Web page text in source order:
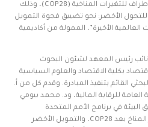
الأخضر في ضوء مخرجات مؤتمر الأطراف للتغيرات المناخية (COP28)، وذلك
الأخضر: نحو تضييق فجوة التمويل
الأخيرة”، الممولة من أكاديمية
نائب رئيس المعهد لشئون البحوث
بكلية الاقتصاد والعلوم السياسية
القائم بتنفيذ المبادرة. وقدم كل من أ.
للرقابة المالية، ود. محمد بيومي
في برنامج الأمم المتحدة
الإنمائي عرضين متميزين حول تغير المناخ بعد COP28، والتمويل الأخضر